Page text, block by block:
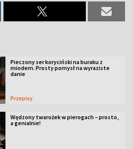
Pieczony ser koryciński na buraku z
miodem. Prosty pomysł na wyraziste
danie
Przepisy
Wędzony twarożek w pierogach – prosto,
a genialnie!